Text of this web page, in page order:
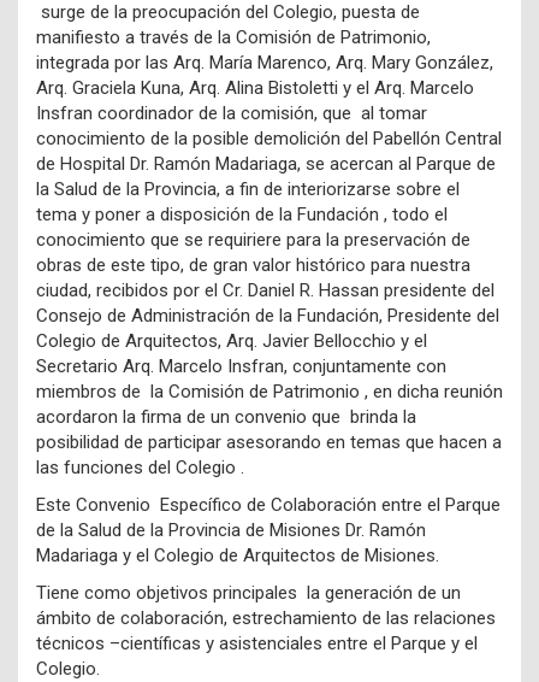
surge de la preocupación del Colegio, puesta de
manifiesto a través de la Comisión de Patrimonio,
integrada por las Arq. María Marenco, Arq. Mary González,
Arq. Graciela Kuna, Arq. Alina Bistoletti y el Arq. Marcelo
Insfran coordinador de la comisión, que al tomar
conocimiento de la posible demolición del Pabellón Central
de Hospital Dr. Ramón Madariaga, se acercan al Parque de
la Salud de la Provincia, a fin de interiorizarse sobre el
tema y poner a disposición de la Fundación , todo el
conocimiento que se requiriere para la preservación de
obras de este tipo, de gran valor histórico para nuestra
ciudad, recibidos por el Cr. Daniel R. Hassan presidente del
Consejo de Administración de la Fundación, Presidente del
Colegio de Arquitectos, Arq. Javier Bellocchio y el
Secretario Arq. Marcelo Insfran, conjuntamente con
miembros de la Comisión de Patrimonio , en dicha reunión
acordaron la firma de un convenio que brinda la
posibilidad de participar asesorando en temas que hacen a
las funciones del Colegio .
Este Convenio Específico de Colaboración entre el Parque
de la Salud de la Provincia de Misiones Dr. Ramón
Madariaga y el Colegio de Arquitectos de Misiones.
Tiene como objetivos principales la generación de un
ámbito de colaboración, estrechamiento de las relaciones
técnicos –científicas y asistenciales entre el Parque y el
Colegio.